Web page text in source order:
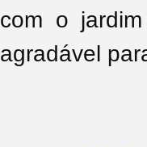
com o
agradável